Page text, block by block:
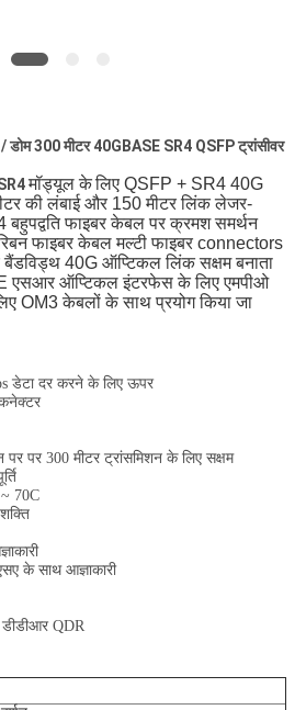
300 मीटर 40GBASE SR4 QSFP ट्रांसीवर
मॉड्यूल केलिए QSFP + SR4 40G
की लंबाई और 150 मीटर लिंक लेजर-
फाइबर केबल पर क्रमश समर्थन
फाइबर केबल मल्टी फाइबर connectors
40G ऑप्टिकल लिंक सक्षम बनाता
एसआर ऑप्टिकल इंटरफेस के लिए एमपीओ
OM3 केबलों के साथ प्रयोग किया जा
डेटा दर करने के लिए ऊपर
पर पर 300 मीटर ट्रांसमिशन के लिए सक्षम
70C
के साथ आज्ञाकारी
QDR